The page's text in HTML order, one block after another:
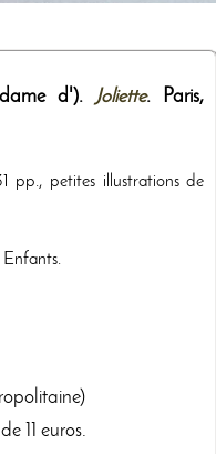
d').Joliette. Paris,
pp., petites illustrations de
Enfants.
11 euros.